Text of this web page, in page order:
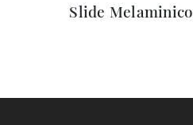
Slide Melaminico